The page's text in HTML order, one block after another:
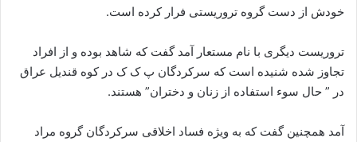
خودش از دست گروه تروریستی فرار کرده است.
تروریست دیگری با نام مستعار آمد گفت که شاهد بوده و از افراد
تجاوز شده شنیده است که سرکردگان پ ک ک در کوه قندیل عراق
در ” حال سوء استفاده از زنان و دختران” هستند.
آمد همچنین گفت که به ویژه فساد اخلاقی سرکردگان گروه مراد